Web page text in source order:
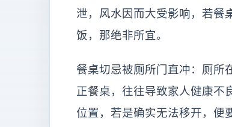
泄，风水因而大受影响，若餐
饭，那绝非所宜。
餐桌切忌被厕所门直冲：厕所
正餐桌，往往导致家人健康不
位置，若是确实无法移开，便